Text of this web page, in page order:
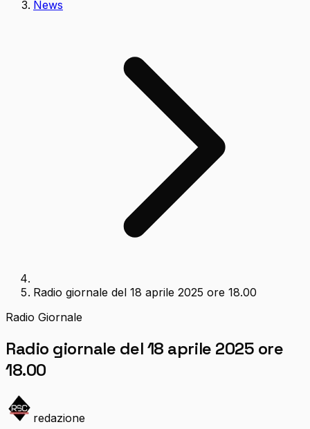
News
Radio giornale del 18 aprile 2025 ore 18.00
Radio Giornale
Radio giornale del 18 aprile 2025 ore
18.00
redazione